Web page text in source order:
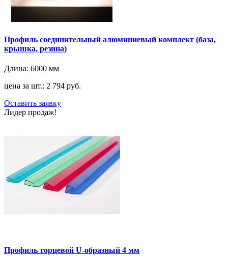
Профиль соединительный алюминиевый комплект (база,
крышка, резина)
Длина: 6000 мм
цена за шт.: 2 794 руб.
Оставить заявку
Лидер продаж!
Профиль торцевой U-образный 4 мм